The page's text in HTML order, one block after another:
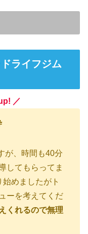
介
前店の特徴は？
際の雰囲気は？
前店のプランや
ー前店のメリッ
ライフジム
／
が、時間も40分
してもらってま
めましたがト
ーを考えてくだ
くれるので無理